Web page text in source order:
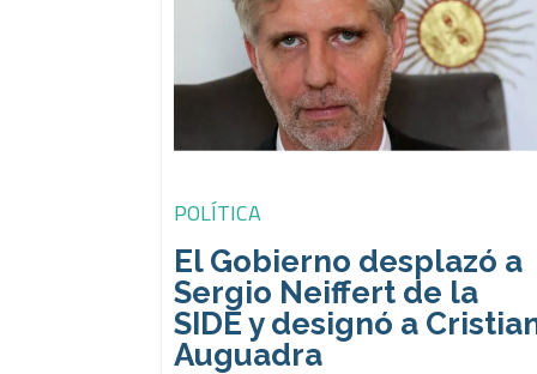
POLÍTICA
El Gobierno desplazó a
Sergio Neiffert de la
SIDE y designó a
Auguadra